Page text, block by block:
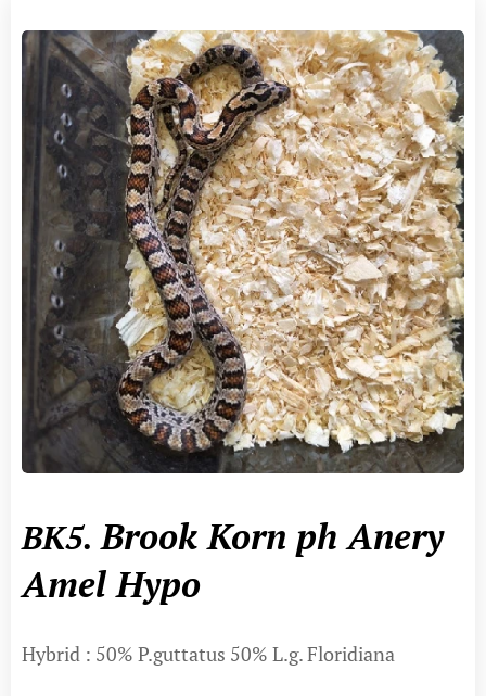
BK5.Brook Korn ph Anery
Amel Hypo
Hybrid : 50% P.guttatus 50% L.g. Floridiana